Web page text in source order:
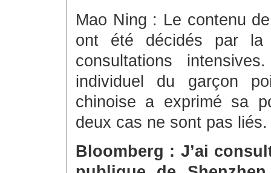
Mao Ning : Le contenu
ont été décidés par
consultations
individuel du garçon
chinoise a exprimé sa
deux cas ne sont pas liés.
Bloomberg : J’ai